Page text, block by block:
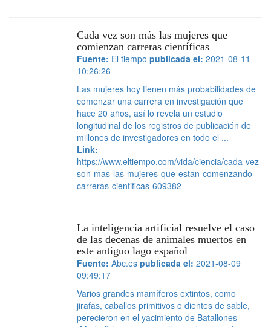
Cada vez son más las mujeres que
comienzan carreras científicas
Fuente: El tiempo publicada el: 2021-08-11
10:26:26
Las mujeres hoy tienen más probabilidades de
comenzar una carrera en investigación que
hace 20 años, así lo revela un estudio
longitudinal de los registros de publicación de
millones de investigadores en todo el ...
Link:
https://www.eltiempo.com/vida/ciencia/cada-vez-
son-mas-las-mujeres-que-estan-comenzando-
carreras-cientificas-609382
La inteligencia artificial resuelve el caso
de las decenas de animales muertos en
este antiguo lago español
Fuente: Abc.es publicada el: 2021-08-09
09:49:17
Varios grandes mamíferos extintos, como
jirafas, caballos primitivos o dientes de sable,
perecieron en el yacimiento de Batallones